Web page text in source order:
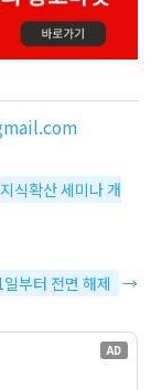
식확산 세미나 개
부터 전면 해제 →
AD